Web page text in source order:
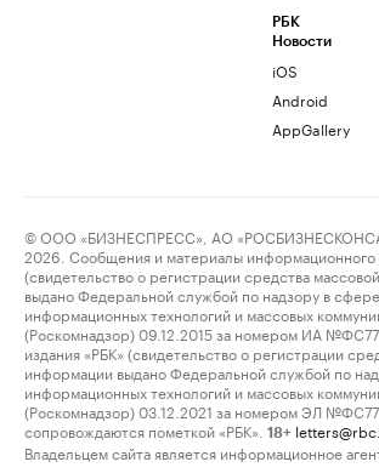
РБК
Новости
iOS
Android
AppGallery
© ООО «БИЗНЕСПРЕСС», АО
2026. Сообщения и материалы информационного
(свидетельство о регистрации средства
выдано Федеральной службой по надзору в сфере
информационных технологий и массовых
(Роскомнадзор) 09.12.2015 за номером ИА
издания «РБК» (свидетельство о регистрации
информации выдано Федеральной службой по
информационных технологий и массовых
(Роскомнадзор) 03.12.2021 за номером ЭЛ
сопровождаются пометкой «РБК».
18+
Владельцем сайта является информационное